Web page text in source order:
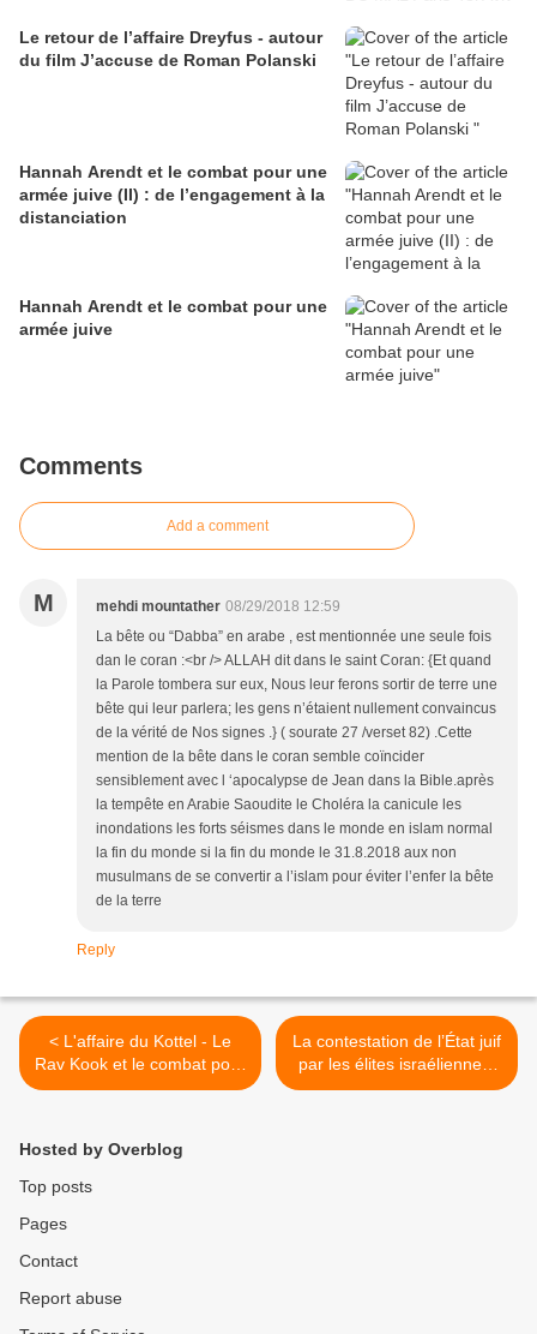
Le retour de l’affaire Dreyfus - autour
du film J’accuse de Roman Polanski
Hannah Arendt et le combat pour une
armée juive (II) : de l’engagement à la
distanciation
Hannah Arendt et le combat pour une
armée juive
Comments
Add a comment
M mehdi mountather 08/29/2018 12:59
La bête ou “Dabba” en arabe , est mentionnée une seule fois
dan le coran :<br /> ALLAH dit dans le saint Coran: {Et quand
la Parole tombera sur eux, Nous leur ferons sortir de terre une
bête qui leur parlera; les gens n’étaient nullement convaincus
de la vérité de Nos signes .} ( sourate 27 /verset 82) .Cette
mention de la bête dans le coran semble coïncider
sensiblement avec l ‘apocalypse de Jean dans la Bible.après
la tempête en Arabie Saoudite le Choléra la canicule les
inondations les forts séismes dans le monde en islam normal
la fin du monde si la fin du monde le 31.8.2018 aux non
musulmans de se convertir a l’islam pour éviter l’enfer la bête
de la terre
Reply
< L'affaire du Kottel - Le
Rav Kook et le combat pour
les droits des Juifs, Pierre
La contestation de l’État juif
par les élites israéliennes,
par Pierre Lurçat >
Hosted by Overblog
Top posts
Pages
Contact
Report abuse